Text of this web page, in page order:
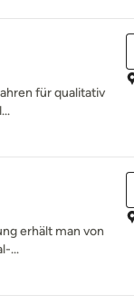
für qualitativ
erhält man von
...